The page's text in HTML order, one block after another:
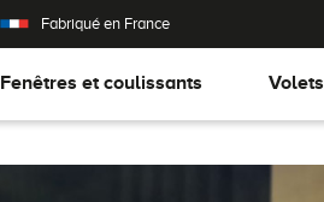
Fabriqué en France
Fenêtres et coulissants Volets